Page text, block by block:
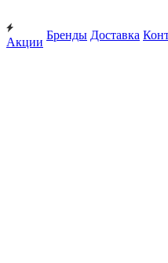
Акции
Бренды Доставка